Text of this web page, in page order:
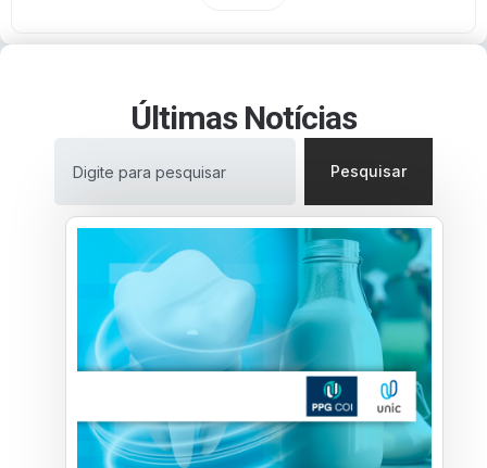
Últimas Notícias
Pesquisar